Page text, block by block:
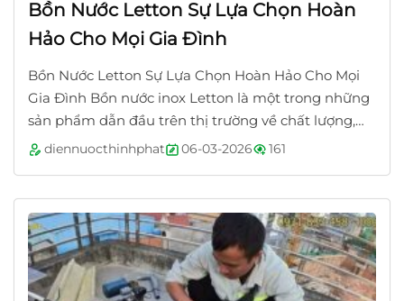
Bồn Nước Letton Sự Lựa Chọn Hoàn
Hảo Cho Mọi Gia Đình
Bồn Nước Letton Sự Lựa Chọn Hoàn Hảo Cho Mọi
Gia Đình Bồn nước inox Letton là một trong những
sản phẩm dẫn đầu trên thị trường về chất lượng,
thiết kế và độ bền. Với cam kết từ...
diennuocthinhphat 06-03-2026 161